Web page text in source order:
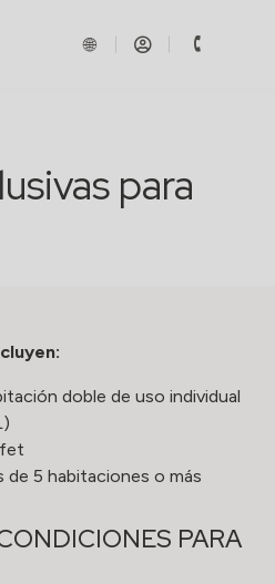
para
doble de uso individual
de 5 habitaciones o más
PARA